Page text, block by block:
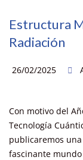
Estructura
Radiación
26/02/2025
Con motivo del
Tecnología
publicaremos
fascinante